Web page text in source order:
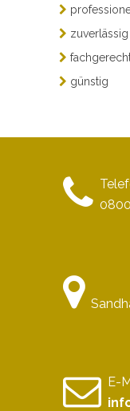
zuverlässig
günstig
E-